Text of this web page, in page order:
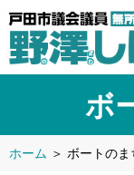
ボ
ホーム ＞ ボートのま